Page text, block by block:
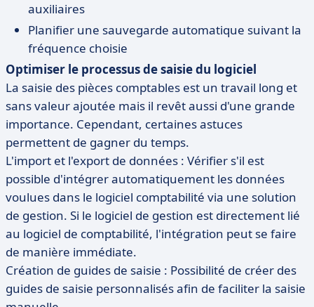
auxiliaires
Planifier une sauvegarde automatique suivant la
fréquence choisie
Optimiser le processus de saisie du logiciel
La saisie des pièces comptables est un travail long et
sans valeur ajoutée mais il revêt aussi d'une grande
importance. Cependant, certaines astuces
permettent de gagner du temps.
L'import et l'export de données : Vérifier s'il est
possible d'intégrer automatiquement les données
voulues dans le logiciel comptabilité via une solution
de gestion. Si le logiciel de gestion est directement lié
au logiciel de comptabilité, l'intégration peut se faire
de manière immédiate.
Création de guides de saisie : Possibilité de créer des
guides de saisie personnalisés afin de faciliter la saisie